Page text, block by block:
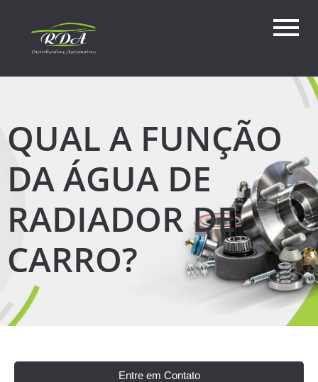
QUAL A FUNÇÃO
DA ÁGUA DE
RADIADOR DE
CARRO?
Entre em Contato